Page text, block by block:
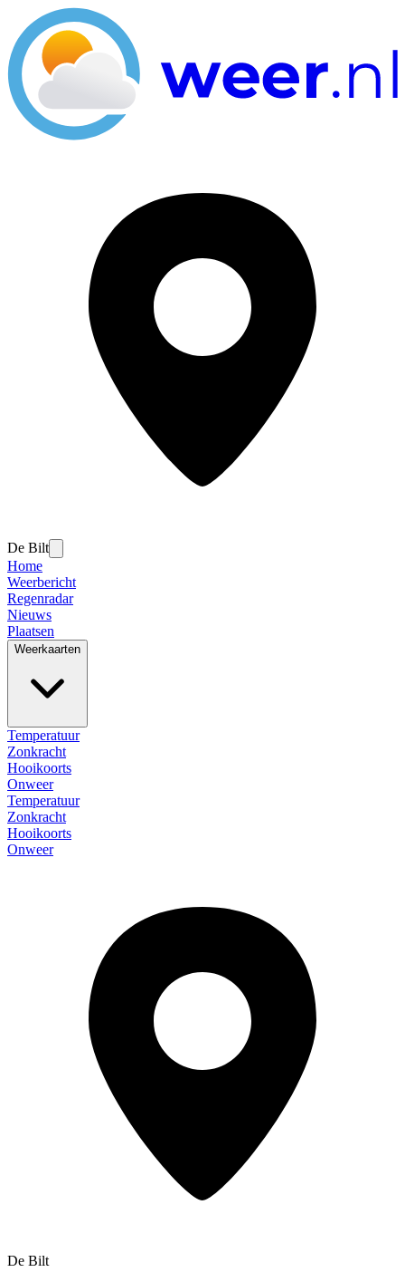
De Bilt
Home
Weerbericht
Regenradar
Nieuws
Plaatsen
Weerkaarten
Temperatuur
Zonkracht
Hooikoorts
Onweer
Temperatuur
Zonkracht
Hooikoorts
Onweer
De Bilt